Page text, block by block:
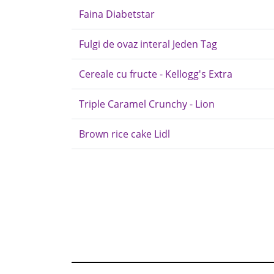
Faina Diabetstar
Fulgi de ovaz interal Jeden Tag
Cereale cu fructe - Kellogg's Extra
Triple Caramel Crunchy - Lion
Brown rice cake Lidl